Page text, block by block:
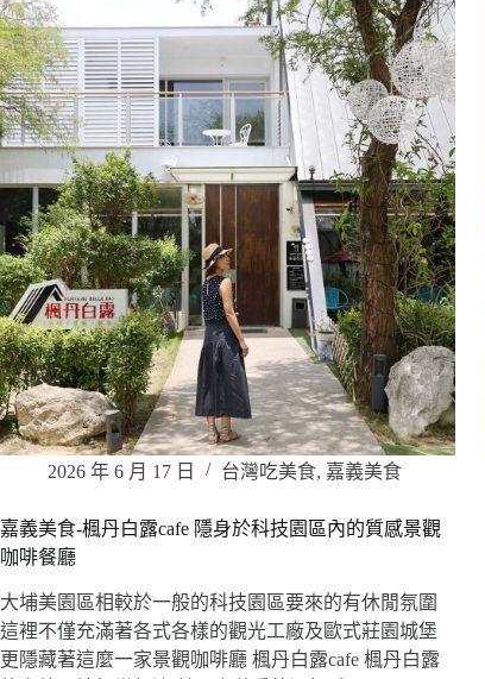
2026 年 6 月 17 日 台灣吃美食, 嘉義美食
嘉義美食-楓丹白露cafe 隱身於科技園區內的質感景觀
咖啡餐廳
大埔美園區相較於一般的科技園區要來的有休閒氛圍
這裡不僅充滿著各式各樣的觀光工廠及歐式莊園城堡
更隱藏著這麼一家景觀咖啡廳 楓丹白露cafe 楓丹白露